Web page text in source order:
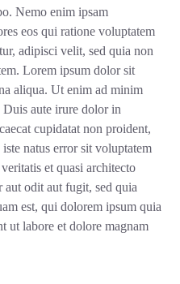
Nemo enim ipsam
eos qui ratione voluptatem
adipisci velit, sed quia non
Lorem ipsum dolor sit
aliqua. Ut enim ad minim
aute irure dolor in
cupidatat non proident,
natus error sit voluptatem
et quasi architecto
aut odit aut fugit, sed quia
est, qui dolorem ipsum quia
ut labore et dolore magnam